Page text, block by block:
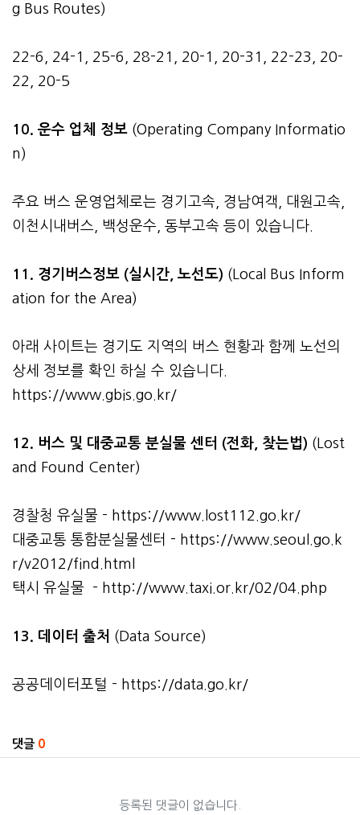
g Bus Routes)
22-6, 24-1, 25-6, 28-21, 20-1, 20-31, 22-23, 20-
22, 20-5
10. 운수 업체 정보 (Operating Company Informatio
n)
주요 버스 운영업체로는 경기고속, 경남여객, 대원고속,
이천시내버스, 백성운수, 동부고속 등이 있습니다.
11. 경기버스정보 (실시간, 노선도) (Local Bus Inform
ation for the Area)
아래 사이트는 경기도 지역의 버스 현황과 함께 노선의
상세 정보를 확인 하실 수 있습니다.
https://www.gbis.go.kr/
12. 버스 및 대중교통 분실물 센터 (전화, 찾는법) (Lost
and Found Center)
경찰청 유실물 - https://www.lost112.go.kr/
대중교통 통합분실물센터 - https://www.seoul.go.k
r/v2012/find.html
택시 유실물 - http://www.taxi.or.kr/02/04.php
13. 데이터 출처 (Data Source)
공공데이터포털 - https://data.go.kr/
댓글 0
등록된 댓글이 없습니다.